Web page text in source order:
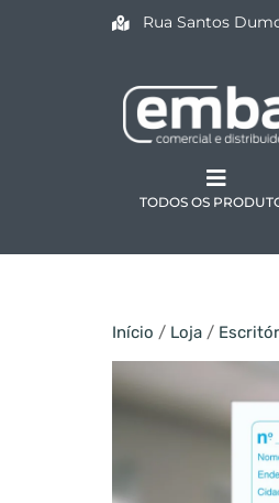
Rua Santos
TODOS OS
Início / Loja /